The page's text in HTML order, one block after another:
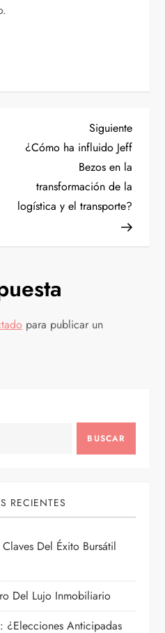
Siguiente
¿Cómo ha influido Jeff
Bezos en la
transformación de la
logística y el transporte?
para publicar un
BUSCAR
RECIENTES
Del Éxito Bursátil
Del Lujo Inmobiliario
¿Elecciones Anticipadas